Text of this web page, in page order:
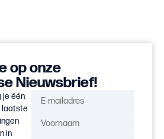
op onze
Nieuwsbrief!
je één
laatste
in